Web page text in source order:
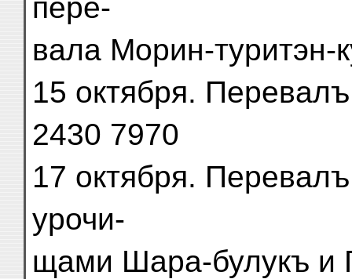
пере-
вала Морин-туритэн-
15 октября.
2430 7970
17 октября.
урочи-
щами Шара-булукъ и